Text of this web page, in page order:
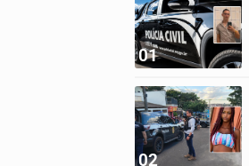
01
02